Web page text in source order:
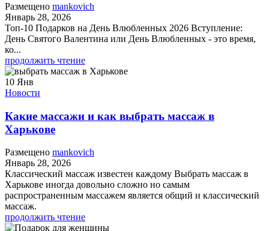
Размещено mankovich
Январь 28, 2026
Топ-10 Подарков на День Влюбленных 2026 Вступление:
День Святого Валентина или День Влюбленных - это время,
ко...
продолжить чтение
10 Янв
Новости
Какие массажи и как выбрать массаж в
Харькове
Размещено mankovich
Январь 28, 2026
Классический массаж известен каждому Выбрать массаж в
Харькове иногда довольно сложно но самым
распространенным массажем является общий и классический
массаж.
продолжить чтение